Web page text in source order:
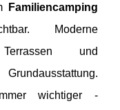
Familiencamping
Moderne
und
wichtiger -